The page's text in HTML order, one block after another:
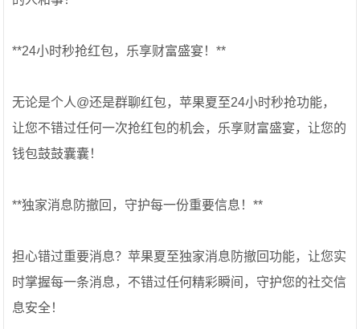
**24小时秒抢红包，乐享财富盛宴！**
无论是个人@还是群聊红包，苹果夏至24小时秒抢功能，
让您不错过任何一次抢红包的机会，乐享财富盛宴，让您的
钱包鼓鼓囊囊！
**独家消息防撤回，守护每一份重要信息！**
担心错过重要消息？苹果夏至独家消息防撤回功能，让您实
时掌握每一条消息，不错过任何精彩瞬间，守护您的社交信
息安全！